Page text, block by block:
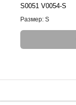
S0051 V0054-S
Размер: S